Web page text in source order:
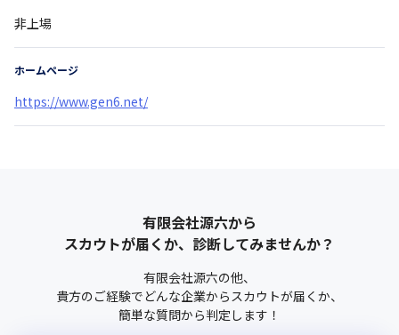
非上場
ホームページ
https://www.gen6.net/
有限会社源六から
スカウトが届くか、診断してみませんか？
有限会社源六の他、
貴方のご経験でどんな企業からスカウトが届くか、
簡単な質問から判定します！